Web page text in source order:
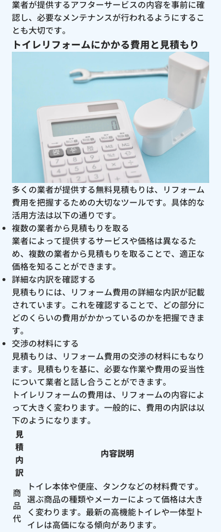
業者が提供するアフターサービスの内容を事前に確
認し、必要なメンテナンスが行われるようにするこ
とも大切です。
トイレリフォームにかかる費用と見積もり
多くの業者が提供する無料見積もりは、リフォーム
費用を把握するための大切なツールです。具体的な
活用方法は以下の通りです。
複数の業者から見積もりを取る
業者によって提供するサービスや価格は異なるた
め、複数の業者から見積もりを取ることで、適正な
価格を知ることができます。
詳細な内訳を確認する
見積もりには、リフォーム費用の詳細な内訳が記載
されています。これを確認することで、どの部分に
どのくらいの費用がかかっているのかを把握できま
す。
交渉の材料にする
見積もりは、リフォーム費用の交渉の材料にもなり
ます。見積もりを基に、必要な作業や費用の妥当性
について業者と話し合うことができます。
トイレリフォームの費用は、リフォームの内容によ
って大きく変わります。一般的に、費用の内訳は以
下のようになります。
見
積
内
訳
内容説明
商
品
代
トイレ本体や便座、タンクなどの材料費です。
選ぶ商品の種類やメーカーによって価格は大き
く変わります。最新の高機能トイレや一体型ト
イレは高価になる傾向があります。